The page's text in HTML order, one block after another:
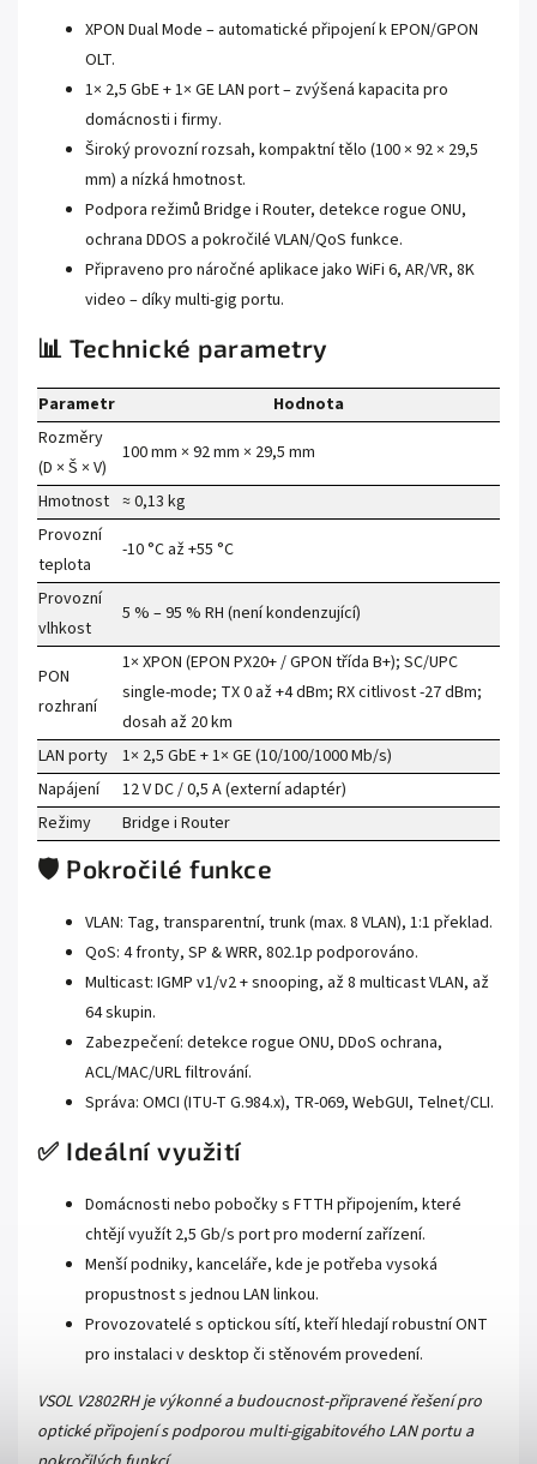
XPON Dual Mode – automatické připojení k EPON/GPON
OLT.
1× 2,5 GbE + 1× GE LAN port – zvýšená kapacita pro
domácnosti i firmy.
Široký provozní rozsah, kompaktní tělo (100 × 92 × 29,5
mm) a nízká hmotnost.
Podpora režimů Bridge i Router, detekce rogue ONU,
ochrana DDOS a pokročilé VLAN/QoS funkce.
Připraveno pro náročné aplikace jako WiFi 6, AR/VR, 8K
video – díky multi-gig portu.
📊 Technické parametry
Parametr
Hodnota
Rozměry
(D × Š × V)
100 mm × 92 mm × 29,5 mm
Hmotnost ≈ 0,13 kg
Provozní
teplota
-10 °C až +55 °C
Provozní
vlhkost
5 % – 95 % RH (není kondenzující)
PON
rozhraní
1× XPON (EPON PX20+ / GPON třída B+); SC/UPC
single-mode; TX 0 až +4 dBm; RX citlivost -27 dBm;
dosah až 20 km
LAN porty 1× 2,5 GbE + 1× GE (10/100/1000 Mb/s)
Napájení
12 V DC / 0,5 A (externí adaptér)
Režimy
Bridge i Router
🛡️ Pokročilé funkce
VLAN: Tag, transparentní, trunk (max. 8 VLAN), 1:1 překlad.
QoS: 4 fronty, SP & WRR, 802.1p podporováno.
Multicast: IGMP v1/v2 + snooping, až 8 multicast VLAN, až
64 skupin.
Zabezpečení: detekce rogue ONU, DDoS ochrana,
ACL/MAC/URL filtrování.
Správa: OMCI (ITU-T G.984.x), TR-069, WebGUI, Telnet/CLI.
✅ Ideální využití
Domácnosti nebo pobočky s FTTH připojením, které
chtějí využít 2,5 Gb/s port pro moderní zařízení.
Menší podniky, kanceláře, kde je potřeba vysoká
propustnost s jednou LAN linkou.
Provozovatelé s optickou sítí, kteří hledají robustní ONT
pro instalaci v desktop či stěnovém provedení.
VSOL V2802RH je výkonné a budoucnost-připravené řešení pro
optické připojení s podporou multi-gigabitového LAN portu a